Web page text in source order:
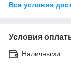
Все условия
Условия
Наличными